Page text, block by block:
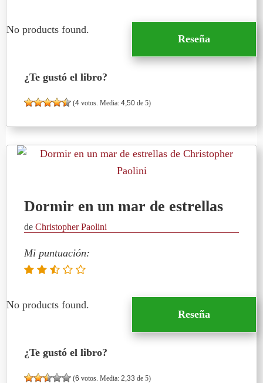
No products found.
Reseña
¿Te gustó el libro?
(4 votos. Media: 4,50 de 5)
Dormir en un mar de estrellas
de Christopher Paolini
Mi puntuación:
No products found.
Reseña
¿Te gustó el libro?
(6 votos. Media: 2,33 de 5)